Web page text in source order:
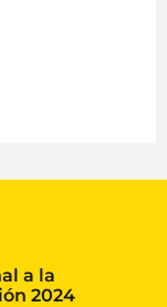
a la
2024